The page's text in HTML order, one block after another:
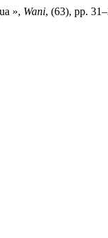
», Wani, (63), pp.